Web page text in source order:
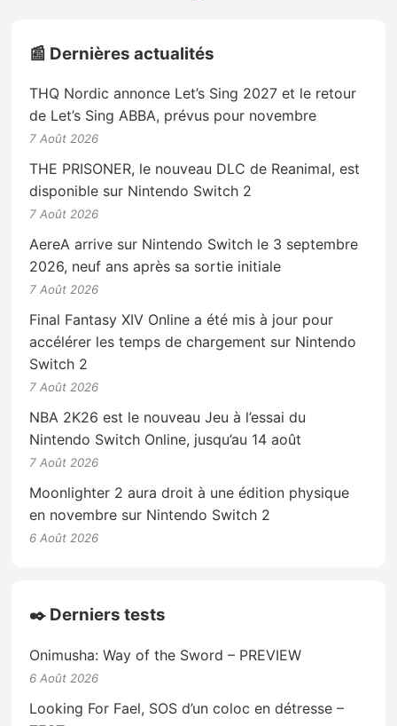
📰 Dernières actualités
THQ Nordic annonce Let’s Sing 2027 et le retour
de Let’s Sing ABBA, prévus pour novembre
7 Août 2026
THE PRISONER, le nouveau DLC de Reanimal, est
disponible sur Nintendo Switch 2
7 Août 2026
AereA arrive sur Nintendo Switch le 3 septembre
2026, neuf ans après sa sortie initiale
7 Août 2026
Final Fantasy XIV Online a été mis à jour pour
accélérer les temps de chargement sur Nintendo
Switch 2
7 Août 2026
NBA 2K26 est le nouveau Jeu à l’essai du
Nintendo Switch Online, jusqu’au 14 août
7 Août 2026
Moonlighter 2 aura droit à une édition physique
en novembre sur Nintendo Switch 2
6 Août 2026
✒️ Derniers tests
Onimusha: Way of the Sword – PREVIEW
6 Août 2026
Looking For Fael, SOS d’un coloc en détresse –